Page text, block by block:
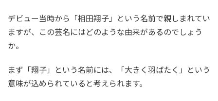
デビュー当時から「相田翔子」という名前で親しまれてい
ますが、この芸名にはどのような由来があるのでしょう
か。
まず「翔子」という名前には、「大きく羽ばたく」という
意味が込められていると考えられます。